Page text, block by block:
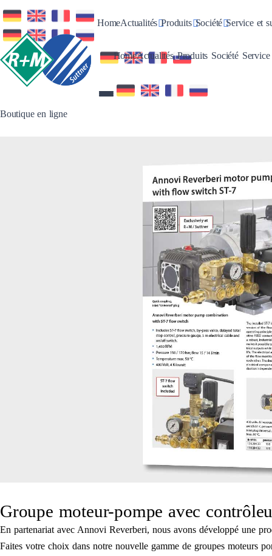
HomeActualitésToggle Dropdown
ProduitsToggle Dropdown
SociétéToggle
Service et
Boutique en ligne
HomeActualitésToggle Dropdown
Produits Toggle
SociétéToggle
Groupe moteur-pompe avec
En partenariat avec Annovi Reverberi, nous avons développé une
Faites votre choix dans notre nouvelle gamme de groupes moteurs